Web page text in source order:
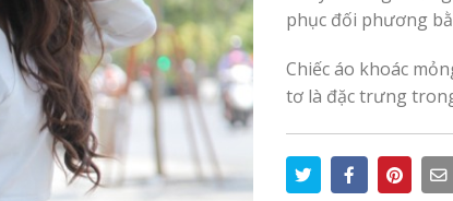
phục đối phương
Chiếc áo khoác
tơ là đặc trưng